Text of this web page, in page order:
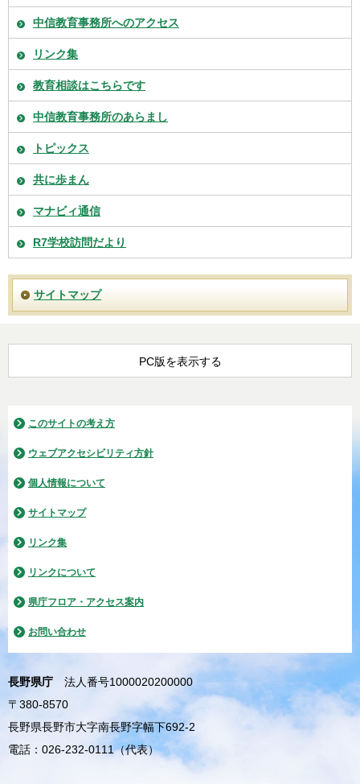
中信教育事務所へのアクセス
リンク集
教育相談はこちらです
中信教育事務所のあらまし
トピックス
共に歩まん
マナビィ通信
R7学校訪問だより
サイトマップ
PC版を表示する
このサイトの考え方
ウェブアクセシビリティ方針
個人情報について
サイトマップ
リンク集
リンクについて
県庁フロア・アクセス案内
お問い合わせ
長野県庁
法人番号1000020200000
〒380-8570
長野県長野市大字南長野字幅下692-2
電話：026-232-0111（代表）